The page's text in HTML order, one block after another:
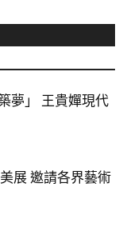
夢」 王貴嬋現代
展 邀請各界藝術